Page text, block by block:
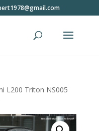
L200 Triton NS005